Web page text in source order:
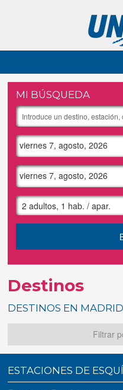
Inicio
Destinos
Hoteles
Grupos
Contacto
Tus reservas
Inicia sessión
Regístrate
MI BÚSQUEDA
viernes 7, agosto, 2026
viernes 7, agosto, 2026
2 adultos, 1 hab. / apar.
Destinos
DESTINOS EN MADRID
Filtrar
ESTACIONES DE ESQUÍ